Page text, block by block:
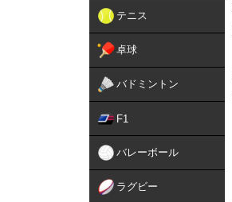
テニス
卓球
バドミントン
F1
バレーボール
ラグビー